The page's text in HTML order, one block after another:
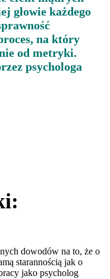
głowie każdego
na który
od metryki.
psychologa
dowodów na to, że o
starannością jak o
jako psycholog